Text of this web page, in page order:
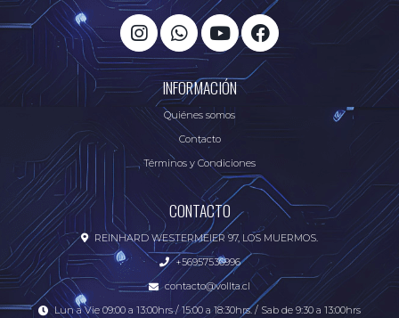
INFORMACIÓN
Quiénes somos
Contacto
Términos y Condiciones
CONTACTO
REINHARD WESTERMEIER 97, LOS MUERMOS.
+56957536996
contacto@vollta.cl
Lun a Vie 09:00 a 13:00hrs / 15:00 a 18:30hrs. / Sab de 9:30 a 13:00hrs